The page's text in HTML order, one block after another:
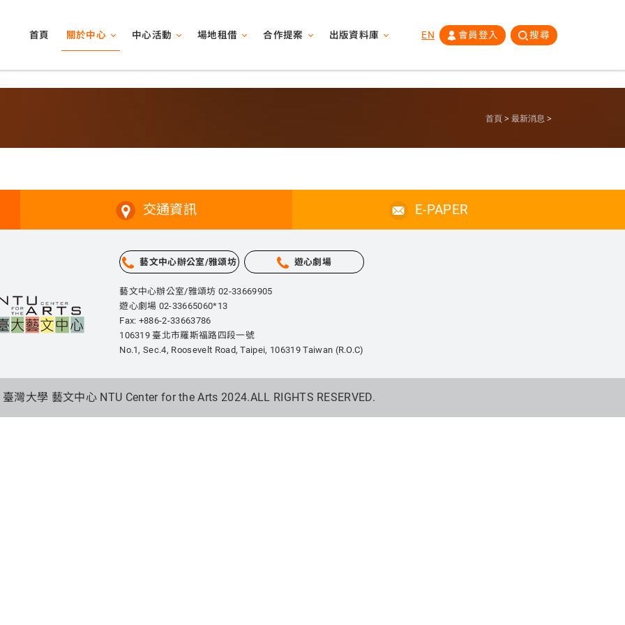
首頁 關於中心 中心活動 場地租借 合作提案 出版資料庫 EN 會員登入 搜尋
首頁 最新消息
交通資訊 E-PAPER
藝文中心辦公室/雅頌坊 遊心劇場
藝文中心辦公室/雅頌坊 02-33669905
遊心劇場 02-33665060*13
Fax: +886-2-33663786
106319 臺北市羅斯福路四段一號
No.1, Sec.4, Roosevelt Road, Taipei, 106319 Taiwan (R.O.C)
臺灣大學 藝文中心 NTU Center for the Arts 2024.ALL RIGHTS RESERVED.